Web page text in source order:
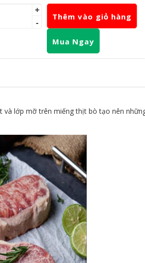
+
-
Thêm vào giỏ hàng
Mua Ngay
và lớp mỡ trên miếng thịt bò tạo nên